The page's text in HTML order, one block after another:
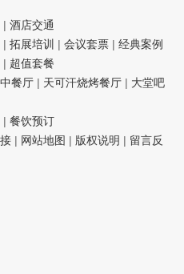
| 酒店交通
| 拓展培训 | 会议套票| 经典案例
| 超值套餐
餐厅| 天可汗烧烤餐厅| 大堂吧
| 餐饮预订
| 网站地图 | 版权说明 | 留言反